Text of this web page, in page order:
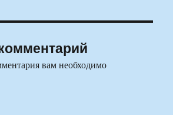
вам необходимо